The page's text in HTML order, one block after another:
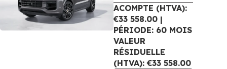
ACOMPTE (HTVA):
€33 558.00 |
PÉRIODE: 60 MOIS
VALEUR
RÉSIDUELLE
(HTVA): €33 558.00